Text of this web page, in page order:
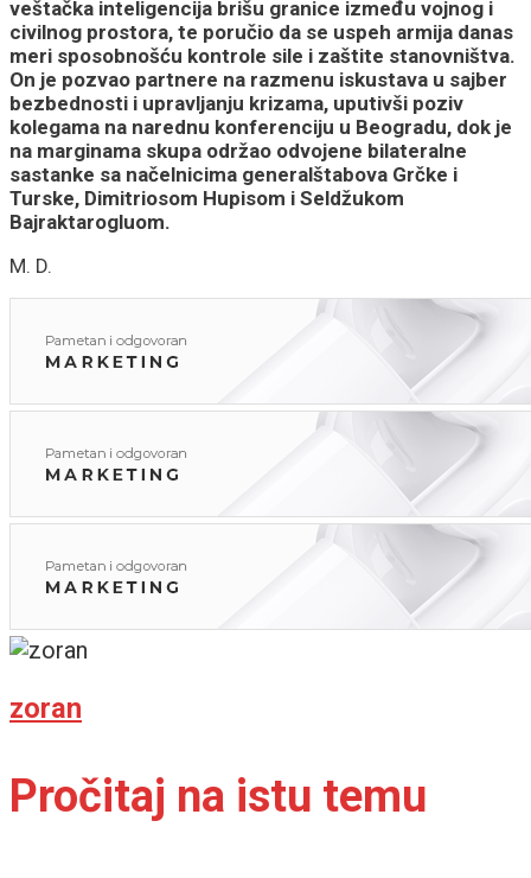
veštačka inteligencija brišu granice između vojnog i
civilnog prostora, te poručio da se uspeh armija danas
meri sposobnošću kontrole sile i zaštite stanovništva.
On je pozvao partnere na razmenu iskustava u sajber
bezbednosti i upravljanju krizama, uputivši poziv
kolegama na narednu konferenciju u Beogradu, dok je
na marginama skupa održao odvojene bilateralne
sastanke sa načelnicima generalštabova Grčke i
Turske, Dimitriosom Hupisom i Seldžukom
Bajraktarogluom.
M. D.
zoran
Pročitaj na istu temu